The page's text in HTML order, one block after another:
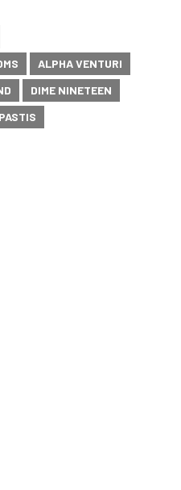
ALPHA VENTURI
DIME NINETEEN
PASTIS